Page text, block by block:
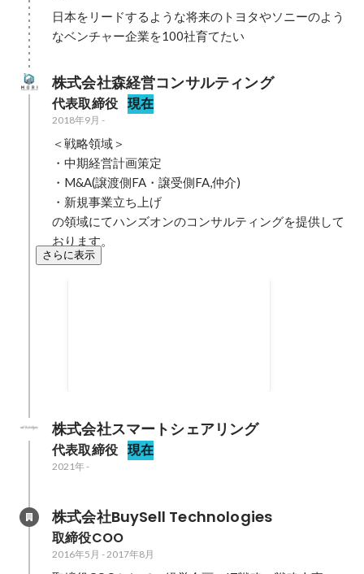
日本をリードするような将来のトヨタやソニーのよう
なベンチャー企業を100社育てたい
株式会社森経営コンサルティング
代表取締役 現在
2018年9月 -
＜戦略領域＞
・中期経営計画策定
・M&A(譲渡側FA・譲受側FA,仲介)
・新規事業立ち上げ
の領域にてハンズオンのコンサルティングを提供して
おります。
さらに表示
株式会社スマートシェアリング
代表取締役 現在
2021年-
株式会社BuySell Technologies
取締役COO
2016年5月 - 2017年8月